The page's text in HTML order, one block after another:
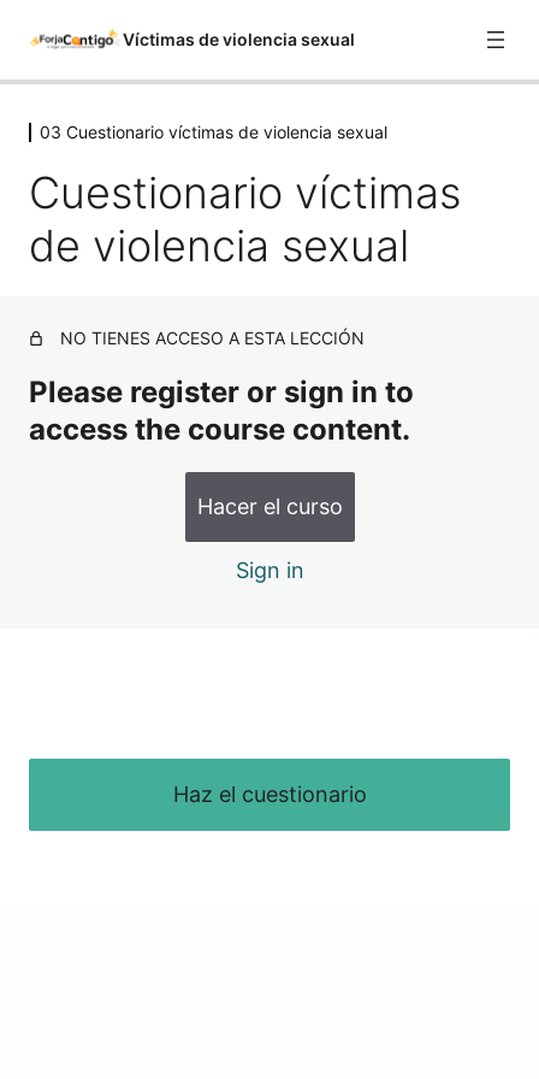
Víctimas de violencia sexual
01 Contexto
2 lecciones
02 Atención integral
2 lecciones
03 Cuestionario víctimas de
Cuestionario víctimas de violencia sexual
Obtén tu certificación
03 Cuestionario víctimas de violencia sexual
Cuestionario víctimas
de violencia sexual
NO TIENES ACCESO A ESTA LECCIÓN
Please register or sign in to
access the course content.
Hacer el curso
Sign in
Haz el cuestionario